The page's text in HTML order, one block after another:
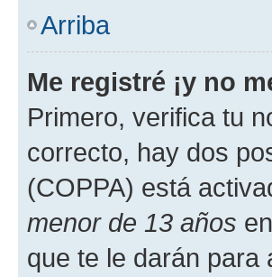
Arriba
Me registré ¡y no
Primero, verifica tu
correcto, hay dos
(COPPA) está
menor de 13 años
que te le darán para